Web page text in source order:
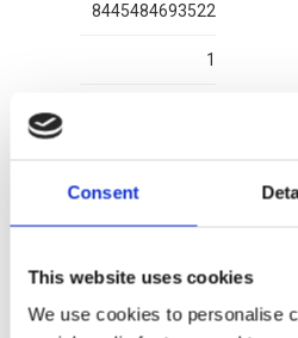
Consent
This website uses cookies
We use cookies to personalise
8445484693522
1
Más artículos